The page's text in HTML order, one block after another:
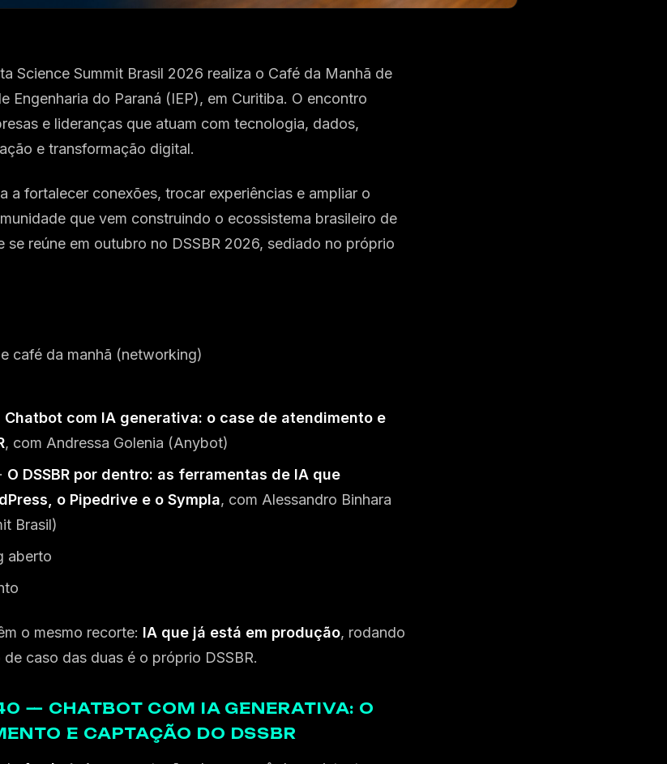
Science Summit Brasil 2026 realiza o Café da Manhã de
Engenharia do Paraná (IEP), em Curitiba. O encontro
e lideranças que atuam com tecnologia, dados,
e transformação digital.
a fortalecer conexões, trocar experiências e ampliar o
que vem construindo o ecossistema brasileiro de
reúne em outubro no DSSBR 2026, sediado no próprio
café da manhã (networking)
Chatbot com IA generativa: o case de atendimento e
, com Andressa Golenia (Anybot)
O DSSBR por dentro: as ferramentas de IA que
o Pipedrive e o Sympla, com Alessandro Binhara
Brasil)
aberto
o mesmo recorte: IA que já está em produção, rodando
caso das duas é o próprio DSSBR.
— CHATBOT COM IA GENERATIVA: O
E CAPTAÇÃO DO DSSBR